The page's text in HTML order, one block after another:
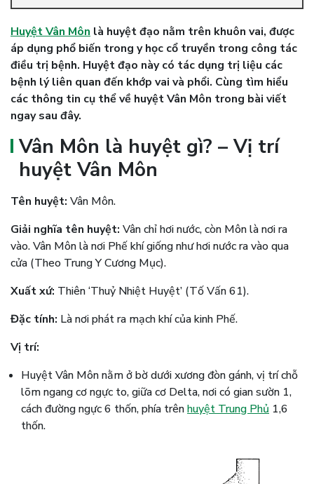
Huyệt Vân Môn là huyệt đạo nằm trên khuôn vai, được
áp dụng phổ biến trong y học cổ truyền trong công tác
điều trị bệnh. Huyệt đạo này có tác dụng trị liệu các
bệnh lý liên quan đến khớp vai và phổi. Cùng tìm hiểu
các thông tin cụ thể về huyệt Vân Môn trong bài viết
ngay sau đây.
Vân Môn là huyệt gì? – Vị trí
huyệt Vân Môn
Tên huyệt: Vân Môn.
Giải nghĩa tên huyệt: Vân chỉ hơi nước, còn Môn là nơi ra
vào. Vân Môn là nơi Phế khí giống như hơi nước ra vào qua
cửa (Theo Trung Y Cương Mục).
Xuất xứ: Thiên ‘Thuỷ Nhiệt Huyệt’ (Tố Vấn 61).
Đặc tính: Là nơi phát ra mạch khí của kinh Phế.
Vị trí:
Huyệt Vân Môn nằm ở bờ dưới xương đòn gánh, vị trí chỗ
lõm ngang cơ ngực to, giữa cơ Delta, nơi có gian sườn 1,
cách đường ngực 6 thốn, phía trênhuyệt Trung Phủ 1,6
thốn.